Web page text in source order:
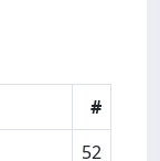
#
52